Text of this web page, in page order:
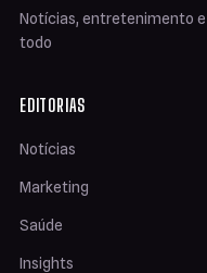
Notícias, entretenimento
todo
EDITORIAS
Notícias
Marketing
Saúde
Insights